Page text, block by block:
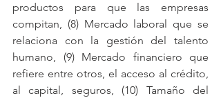
productos para que las empresas
compitan, (8) Mercado laboral que se
relaciona con la gestión del talento
humano, (9) Mercado financiero que
refiere entre otros, el acceso al crédito,
al capital, seguros, (10) Tamaño del